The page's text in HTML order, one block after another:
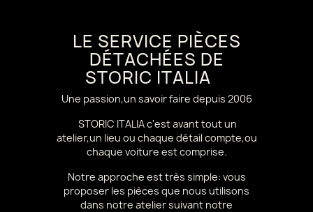
LE SERVICE PIÈCES
DÉTACHÉES DE
STORIC ITALIA
Une passion,un savoir faire depuis 2006
STORIC ITALIA c'est avant tout un
atelier,un lieu ou chaque détail compte,ou
chaque voiture est comprise.
Notre approche est très simple: vous
proposer les pièces que nous utilisons
dans notre atelier suivant notre